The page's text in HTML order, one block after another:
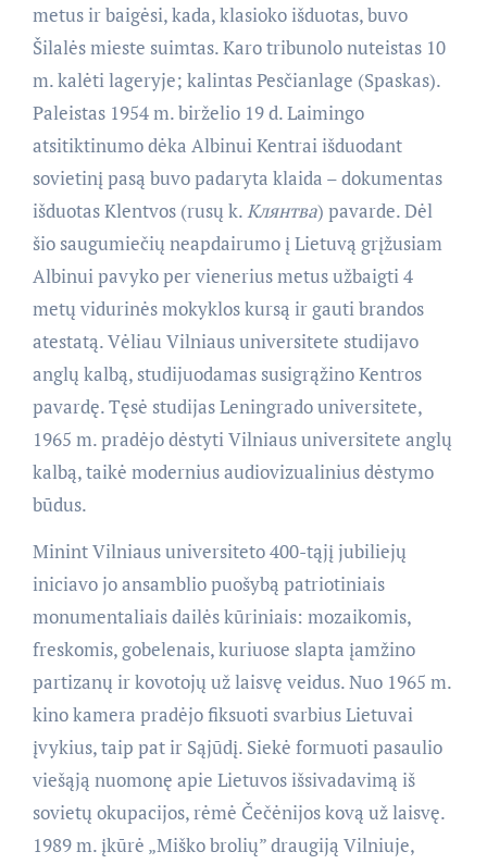
metus ir baigėsi, kada, klasioko išduotas, buvo
Šilalės mieste suimtas. Karo tribunolo nuteistas 10
m. kalėti lageryje; kalintas Pesčianlage (Spaskas).
Paleistas 1954 m. birželio 19 d. Laimingo
atsitiktinumo dėka Albinui Kentrai išduodant
sovietinį pasą buvo padaryta klaida – dokumentas
išduotas Klentvos (rusų k.Клянтва) pavarde. Dėl
šio saugumiečių neapdairumo į Lietuvą grįžusiam
Albinui pavyko per vienerius metus užbaigti 4
metų vidurinės mokyklos kursą ir gauti brandos
atestatą. Vėliau Vilniaus universitete studijavo
anglų kalbą, studijuodamas susigrąžino Kentros
pavardę. Tęsė studijas Leningrado universitete,
1965 m. pradėjo dėstyti Vilniaus universitete anglų
kalbą, taikė modernius audiovizualinius dėstymo
būdus.
Minint Vilniaus universiteto 400-tąjį jubiliejų
iniciavo jo ansamblio puošybą patriotiniais
monumentaliais dailės kūriniais: mozaikomis,
freskomis, gobelenais, kuriuose slapta įamžino
partizanų ir kovotojų už laisvę veidus. Nuo 1965 m.
kino kamera pradėjo fiksuoti svarbius Lietuvai
įvykius, taip pat ir Sąjūdį. Siekė formuoti pasaulio
viešąją nuomonę apie Lietuvos išsivadavimą iš
sovietų okupacijos, rėmė Čečėnijos kovą už laisvę.
1989 m. įkūrė „Miško brolių” draugiją Vilniuje,